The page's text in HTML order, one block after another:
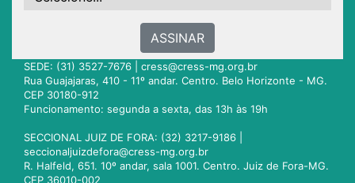
ASSINAR
SEDE: (31) 3527-7676 | cress@cress-mg.org.br
Rua Guajajaras, 410 - 11º andar. Centro. Belo Horizonte - MG.
CEP 30180-912
Funcionamento: segunda a sexta, das 13h às 19h
SECCIONAL JUIZ DE FORA: (32) 3217-9186 |
seccionaljuizdefora@cress-mg.org.br
R. Halfeld, 651. 10º andar, sala 1001. Centro. Juiz de Fora-MG.
CEP 36010-002